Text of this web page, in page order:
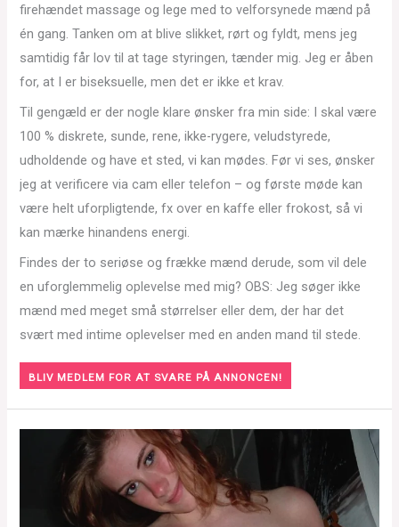
firehændet massage og lege med to velforsynede mænd på
én gang. Tanken om at blive slikket, rørt og fyldt, mens jeg
samtidig får lov til at tage styringen, tænder mig. Jeg er åben
for, at I er biseksuelle, men det er ikke et krav.
Til gengæld er der nogle klare ønsker fra min side: I skal være
100 % diskrete, sunde, rene, ikke-rygere, veludstyrede,
udholdende og have et sted, vi kan mødes. Før vi ses, ønsker
jeg at verificere via cam eller telefon – og første møde kan
være helt uforpligtende, fx over en kaffe eller frokost, så vi
kan mærke hinandens energi.
Findes der to seriøse og frække mænd derude, som vil dele
en uforglemmelig oplevelse med mig? OBS: Jeg søger ikke
mænd med meget små størrelser eller dem, der har det
svært med intime oplevelser med en anden mand til stede.
BLIV MEDLEM FOR AT SVARE PÅ ANNONCEN!